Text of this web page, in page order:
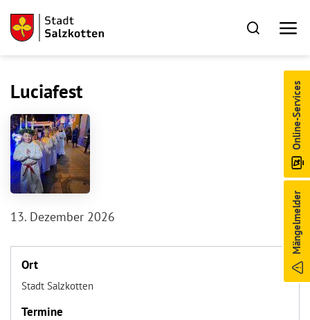
Mängelmelder
Online-Services
Luciafest
13. Dezember 2026
Ort
Stadt Salzkotten
Termine